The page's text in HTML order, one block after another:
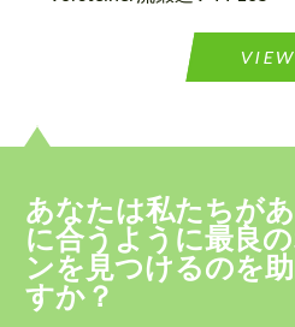
VIEW
あなたは私たちが
に合うように最良
ンを見つけるのを
すか？
テキストバッ
Please use this form
information for your
テキストバッ
Please use this form
information for your